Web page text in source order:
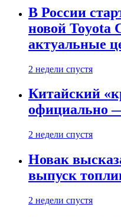
В России
новой Toyota
актуальные
2 недели спустя
Китайский
официально
2 недели спустя
Новак
выпуск
2 недели спустя